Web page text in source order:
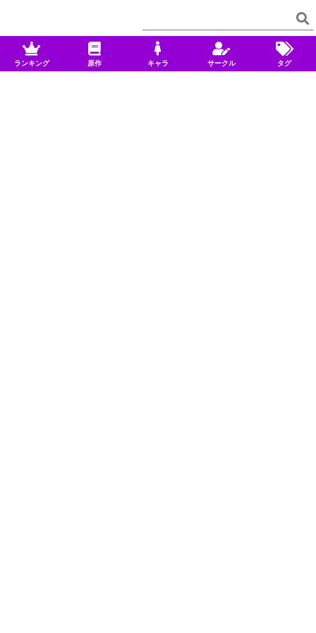
ランキング 原作 キャラ サークル タグ